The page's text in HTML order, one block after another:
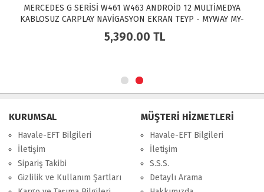
MERCEDES G SERİSİ W461 W463 ANDROİD 12 MULTİMEDYA
KABLOSUZ CARPLAY NAVİGASYON EKRAN TEYP - MYWAY MY-
0609W
5,390.00 TL
KURUMSAL
Havale-EFT Bilgileri
İletişim
Sipariş Takibi
Gizlilik ve Kullanım Şartları
MÜŞTERİ HİZMETLERİ
Havale-EFT Bilgileri
İletişim
S.S.S.
Detaylı Arama